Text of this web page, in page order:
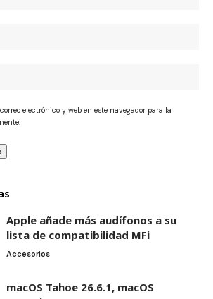
electrónico y web en este navegador para la
Apple añade más audífonos a su
lista de compatibilidad MFi
Accesorios
macOS Tahoe 26.6.1, macOS